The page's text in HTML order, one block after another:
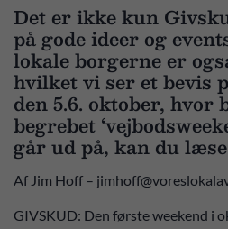
Det er ikke kun
på gode ideer og
lokale borgerne er
hvilket vi ser et bevis
den 5.6. oktober, hvor
begrebet
går ud på, kan du
Af Jim Hoff –
GIVSKUD: Den første weekend i